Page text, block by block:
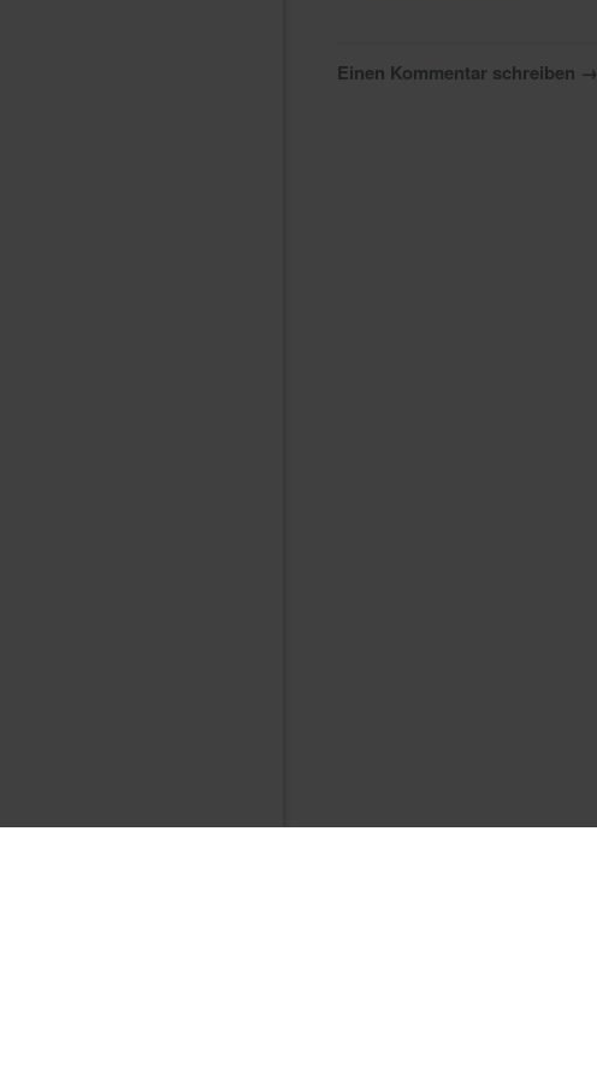
Einen Kommentar schreiben →